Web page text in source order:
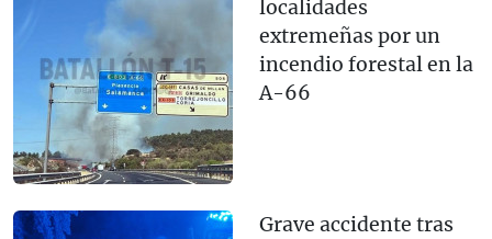
localidades
extremeñas por un
incendio forestal en la
A-66
Grave accidente tras